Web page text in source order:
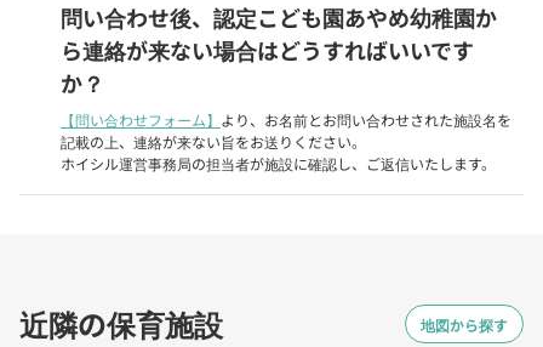
問い合わせ後、認定こども園あやめ幼稚園か
ら連絡が来ない場合はどうすればいいです
か？
【問い合わせフォーム】 より、お名前とお問い合わせされた施設名を
記載の上、連絡が来ない旨をお送りください。
ホイシル運営事務局の担当者が施設に確認し、ご返信いたします。
近隣の保育施設 地図から探す